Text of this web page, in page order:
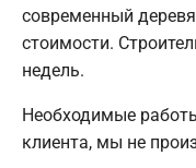
современный
стоимости.
недель.
Необходимые
клиента, мы не